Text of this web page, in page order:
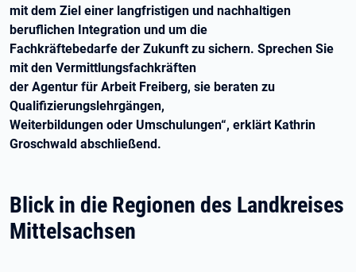
mit dem Ziel einer langfristigen und nachhaltigen
beruflichen Integration und um die
Fachkräftebedarfe der Zukunft zu sichern. Sprechen Sie
mit den Vermittlungsfachkräften
der Agentur für Arbeit Freiberg, sie beraten zu
Qualifizierungslehrgängen,
Weiterbildungen oder Umschulungen“, erklärt Kathrin
Groschwald abschließend.
Blick in die Regionen des Landkreises
Mittelsachsen